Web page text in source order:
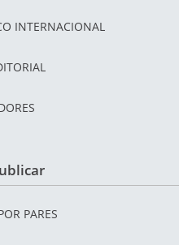
INTERNACIONAL
PARES